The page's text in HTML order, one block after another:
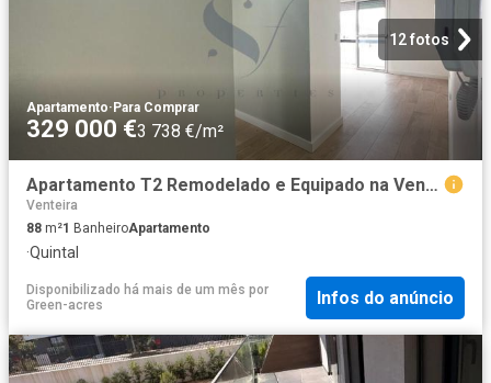
12 fotos
Apartamento·Para Comprar
329 000 €3 738 €/m²
Apartamento T2 Remodelado e Equipado na Venteira Amadora 88m² Venteira
Venteira
88 m²1 BanheiroApartamento
·Quintal
Disponibilizado há mais de um mês por
Green-acres
Infos do anúncio